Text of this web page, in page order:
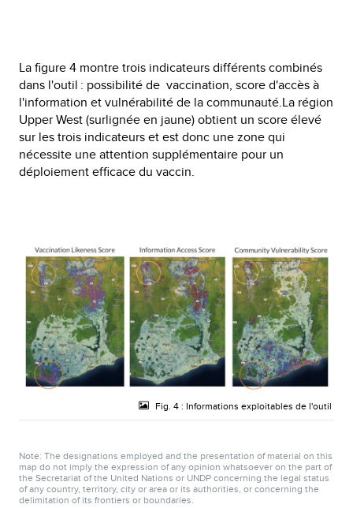
La figure 4 montre trois indicateurs différents combinés
dans l'outil : possibilité de vaccination, score d'accès à
l'information et vulnérabilité de la communauté.La région
Upper West (surlignée en jaune) obtient un score élevé
sur les trois indicateurs et est donc une zone qui
nécessite une attention supplémentaire pour un
déploiement efficace du vaccin.
Fig. 4 : Informations exploitables de l'outil
Note: The designations employed and the presentation of material on this
map do not imply the expression of any opinion whatsoever on the part of
the Secretariat of the United Nations or UNDP concerning the legal status
of any country, territory, city or area or its authorities, or concerning the
delimitation of its frontiers or boundaries.